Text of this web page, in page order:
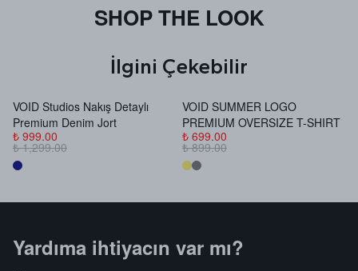
SHOP THE LOOK
İlgini Çekebilir
VOID Studios Nakış Detaylı
Premium Denim Jort
₺ 999.00
₺ 1,299.00
VOID SUMMER LOGO
PREMIUM OVERSIZE T-SHIRT
₺ 699.00
₺ 899.00
Yardıma ihtiyacın var mı?